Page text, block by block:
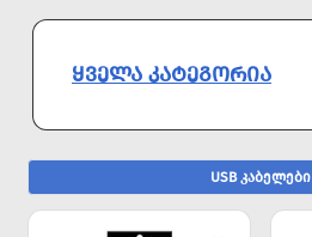
ᲧᲕᲔᲚᲐ ᲙᲐᲢᲔᲒᲝᲠᲘᲐ
USB კაბელები